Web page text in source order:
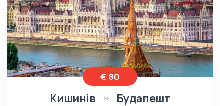
€ 80
Кишинів Будапешт